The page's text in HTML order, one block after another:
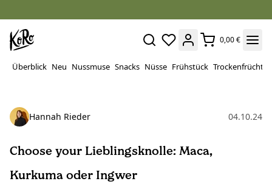
0,00 €
Überblick Neu Nussmuse Snacks Nüsse Frühstück Trockenfrüchte
Hannah Rieder 04.10.24
Choose your Lieblingsknolle: Maca,
Kurkuma oder Ingwer